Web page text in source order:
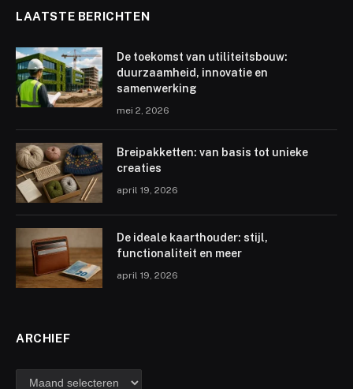
LAATSTE BERICHTEN
De toekomst van utiliteitsbouw:
duurzaamheid, innovatie en
samenwerking
mei 2, 2026
Breipakketten: van basis tot unieke
creaties
april 19, 2026
De ideale kaarthouder: stijl,
functionaliteit en meer
april 19, 2026
ARCHIEF
archief